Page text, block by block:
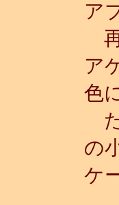
ア
ア
色
の
ケ